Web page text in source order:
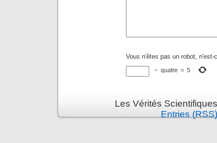
Vous n'êtes pas un robot, n'est-
− quatre = 5
Les Vérités
Entries (RSS)